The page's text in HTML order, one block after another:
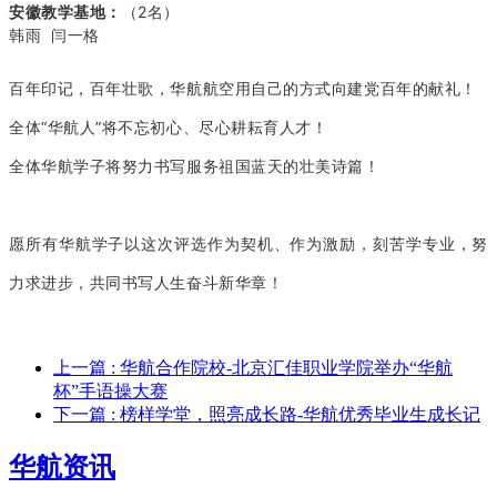
安徽教学基地：
（2名）
韩雨 闫一格
百年印记，百年壮歌，华航航空用自己的方式向建党百年的献礼！
全体“华航人”将不忘初心、尽心耕耘育人才！
全体华航学子将努力书写服务祖国蓝天的壮美诗篇！
愿所有华航学子以这次评选作为契机、作为激励，刻苦学专业，努
力求进步，共同书写人生奋斗新华章！
上一篇 : 华航合作院校-北京汇佳职业学院举办“华航
杯”手语操大赛
下一篇 : 榜样学堂，照亮成长路-华航优秀毕业生成长记
华航资讯